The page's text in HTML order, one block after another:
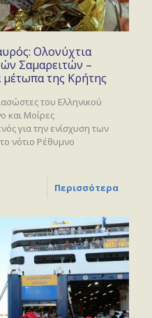
Ολονύχτια
Σαμαρειτών –
της Κρήτης
του Ελληνικού
και Μοίρες
για την ενίσχυση των
νότιο Ρέθυμνο
Περισσότερα